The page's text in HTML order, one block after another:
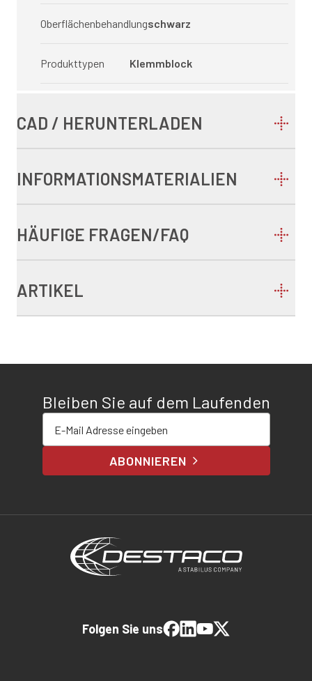
Oberflächenbehandlungschwarz
Produkttypen Klemmblock
CAD / HERUNTERLADEN
INFORMATIONSMATERIALIEN
HÄUFIGE FRAGEN/FAQ
ARTIKEL
Bleiben Sie auf dem Laufenden
ABONNIEREN
Folgen Sie uns